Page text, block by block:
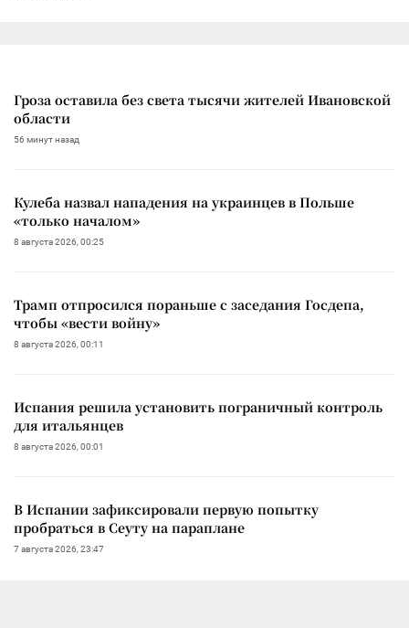
Гроза оставила без света тысячи жителей Ивановской
области
56 минут назад
Кулеба назвал нападения на украинцев в Польше
«только началом»
8 августа 2026, 00:25
Трамп отпросился пораньше с заседания Госдепа,
чтобы «вести войну»
8 августа 2026, 00:11
Испания решила установить пограничный контроль
для итальянцев
8 августа 2026, 00:01
В Испании зафиксировали первую попытку
пробраться в Сеуту на параплане
7 августа 2026, 23:47